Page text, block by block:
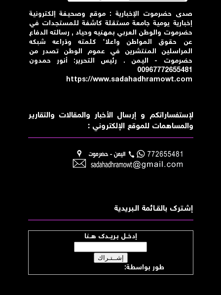
صدى حضرموت الإخبارية : موقع وصحيفة إلكترونية
إخبارية يومية جامعة مستقلة كاشفة للمستجدات في
حضرموت والوطن العربي بمهنيه وحياد , رسالته الدفاع
عن حقوق المواطن واعلاء كلمته وذراعه شبكه
المراسلين المنتشرين في عموم الوطن تصدر من
حضرموت - اليمن . رئيس التحرير: أنور حمدون
00967772655481
https://www.sadahadhramowt.com
لإستفساراتكم و إرسال الأخبار والمقالات والتقارير
والمساهمات للموقع الإلكتروني :
إشــترك بالقـــائمة الــبريدية
إدخــل بـريــدك هــنا
طور بواسطة:موقع صدى حضرموت